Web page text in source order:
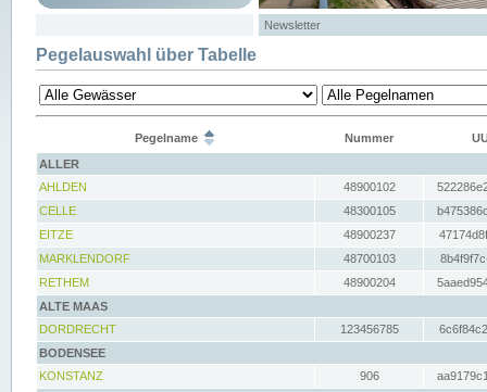
Newsletter
Pegelauswahl über Tabelle
Pegelname Nummer
ALLER
AHLDEN
48900102
CELLE
48300105
EITZE
48900237
MARKLENDORF
48700103
RETHEM
48900204
ALTE MAAS
DORDRECHT
123456785
BODENSEE
KONSTANZ
906